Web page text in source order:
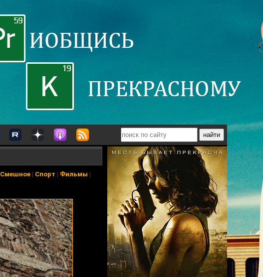
Смешное| Спорт | Фильмы |